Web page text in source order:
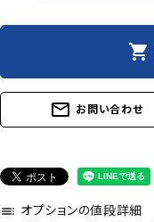
shopping_cart
mail_outline お問い合わせ
toc オプションの値段詳細